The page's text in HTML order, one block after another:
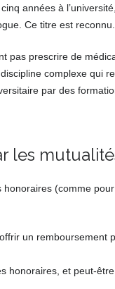
années à
Ce titre est reconnu.
prescrire de
complexe qui
par des
les
(comme
un remboursement
honoraires, et peut-